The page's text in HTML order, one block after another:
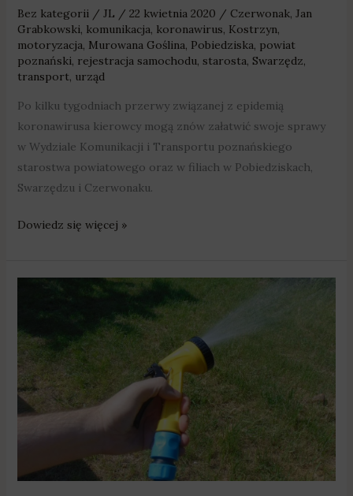
Bez kategorii/ JL / 22 kwietnia 2020 / Czerwonak, Jan
Grabkowski, komunikacja, koronawirus, Kostrzyn,
motoryzacja, Murowana Goślina, Pobiedziska, powiat
poznański, rejestracja samochodu, starosta, Swarzędz,
transport, urząd
Po kilku tygodniach przerwy związanej z epidemią
koronawirusa kierowcy mogą znów załatwić swoje sprawy
w Wydziale Komunikacji i Transportu poznańskiego
starostwa powiatowego oraz w filiach w Pobiedziskach,
Swarzędzu i Czerwonaku.
Dowiedz się więcej »
Pobiedziska:
mają
podlewać
tylko